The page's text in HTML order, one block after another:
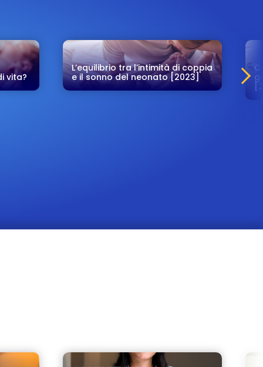
vita?
L’equilibrio tra l’intimità di coppia
e il sonno del neonato [2023]